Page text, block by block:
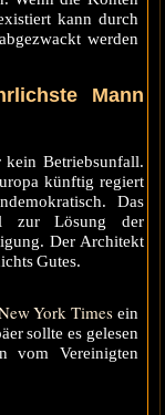
kann durch
werden
Mann
Betriebsunfall.
künftig regiert
Das
zur Lösung der
Der Architekt
Gutes.
York Timesein
sollte es gelesen
vom Vereinigten